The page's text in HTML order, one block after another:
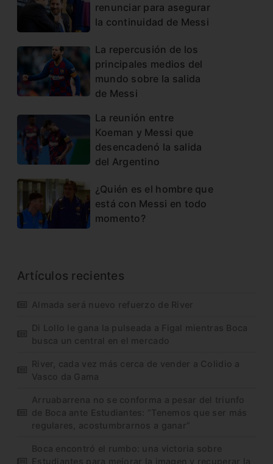
renunciar para asegurar
la continuidad de Messi
La repercusión de los
principales medios del
mundo sobre la salida
de Messi
La reunión entre
Koeman y Messi que
desencadenó la salida
del Argentino
¿Quién es el hombre que
está con Messi en todo
momento?
Artículos recientes
Almada será nuevo refuerzo de River
Di Lollo le gana la pulseada a Figal mientras Boca
busca un central en el mercado
River, cada vez más cerca de vender a Colidio a
Vasco da Gama
Arruabarrena no se conforma a pesar del triunfo
de Boca ante Estudiantes: “Tenemos que ser más
regulares, acostumbrarnos a ganar”
Boca encontró el rumbo: una victoria sobre
Estudiantes para mejorar la imagen y recuperar la